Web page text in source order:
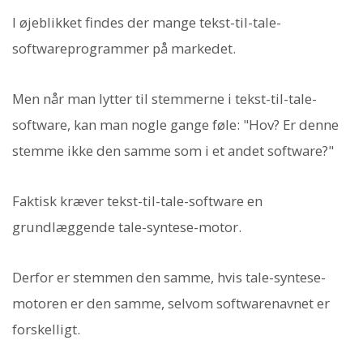
I øjeblikket findes der mange tekst-til-tale-
softwareprogrammer på markedet.
Men når man lytter til stemmerne i tekst-til-tale-
software, kan man nogle gange føle: "Hov? Er denne
stemme ikke den samme som i et andet software?"
Faktisk kræver tekst-til-tale-software en
grundlæggende tale-syntese-motor.
Derfor er stemmen den samme, hvis tale-syntese-
motoren er den samme, selvom softwarenavnet er
forskelligt.